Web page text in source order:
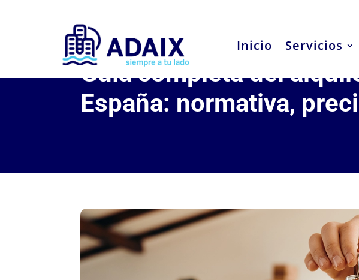
Inicio Servicios
Guía completa del
España: normativa,